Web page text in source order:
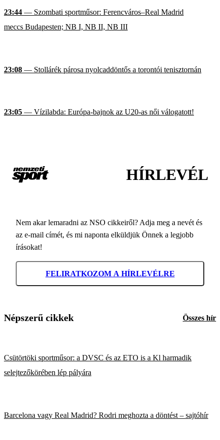
23:44 — Szombati sportműsor: Ferencváros–Real Madrid
meccs Budapesten; NB I, NB II, NB III
23:08 — Stollárék párosa nyolcaddöntős a torontói tenisztornán
23:05 — Vízilabda: Európa-bajnok az U20-as női válogatott!
HÍRLEVÉL
Nem akar lemaradni az NSO cikkeiről? Adja meg a nevét és
az e-mail címét, és mi naponta elküldjük Önnek a legjobb
írásokat!
FELIRATKOZOM A HÍRLEVÉLRE
Népszerű cikkek Összes hír
Csütörtöki sportműsor: a DVSC és az ETO is a Kl harmadik
selejtezőkörében lép pályára
Barcelona vagy Real Madrid? Rodri meghozta a döntést – sajtóhír